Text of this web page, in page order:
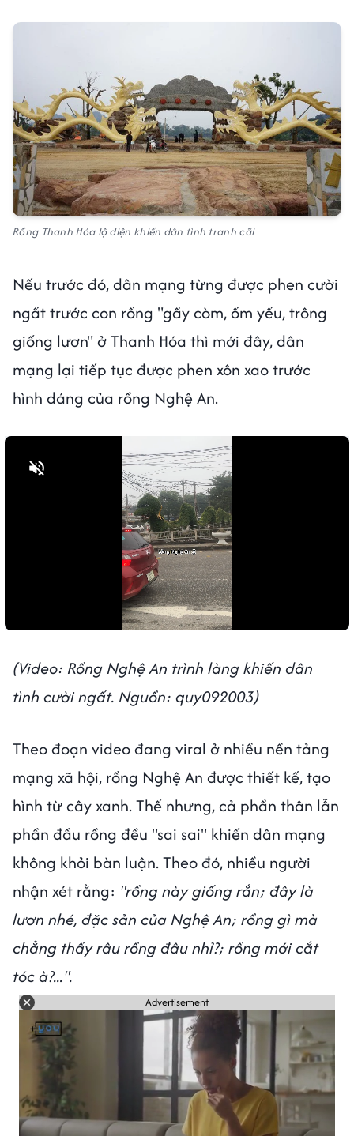
Rồng Thanh Hóa lộ diện khiến dân tình tranh cãi
Nếu trước đó, dân mạng từng được phen cười
ngất trước con rồng "gầy còm, ốm yếu, trông
giống lươn" ở Thanh Hóa thì mới đây, dân
mạng lại tiếp tục được phen xôn xao trước
hình dáng của rồng Nghệ An.
(Video: Rồng Nghệ An trình làng khiến dân
tình cười ngất. Nguồn: quy092003)
Theo đoạn video đang viral ở nhiều nền tảng
mạng xã hội, rồng Nghệ An được thiết kế, tạo
hình từ cây xanh. Thế nhưng, cả phần thân lẫn
phần đầu rồng đều "sai sai" khiến dân mạng
không khỏi bàn luận. Theo đó, nhiều người
nhận xét rằng: "rồng này giống rắn; đây là
lươn nhé, đặc sản của Nghệ An; rồng gì mà
chẳng thấy râu rồng đâu nhỉ?; rồng mới cắt
tóc à?...".
Advertisement